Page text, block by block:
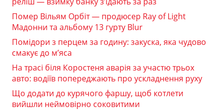
Помер Вільям Орбіт — продюсер Ray of Light
Мадонни та альбому 13 гурту Blur
Помідори з перцем за годину: закуска, яка чудово
смакує до м’яса
На трасі біля Коростеня аварія за участю трьох
авто: водіїв попереджають про ускладнення руху
Що додати до курячого фаршу, щоб котлети
вийшли неймовірно соковитими